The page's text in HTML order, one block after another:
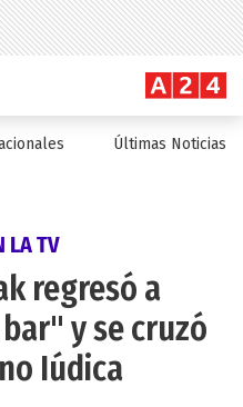
Últimas Noticias
LA TV
regresó a
y se cruzó
Iúdica